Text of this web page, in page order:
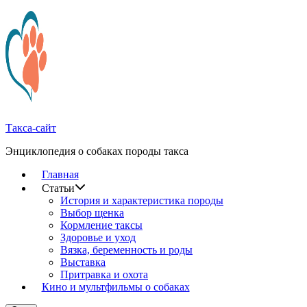
Перейти
содержимому
Такса-сайт
Энциклопедия о собаках породы такса
Главная
Статьи
История и характеристика породы
Выбор щенка
Кормление таксы
Здоровье и уход
Вязка, беременность и роды
Выставка
Притравка и охота
Кино и мультфильмы о собаках